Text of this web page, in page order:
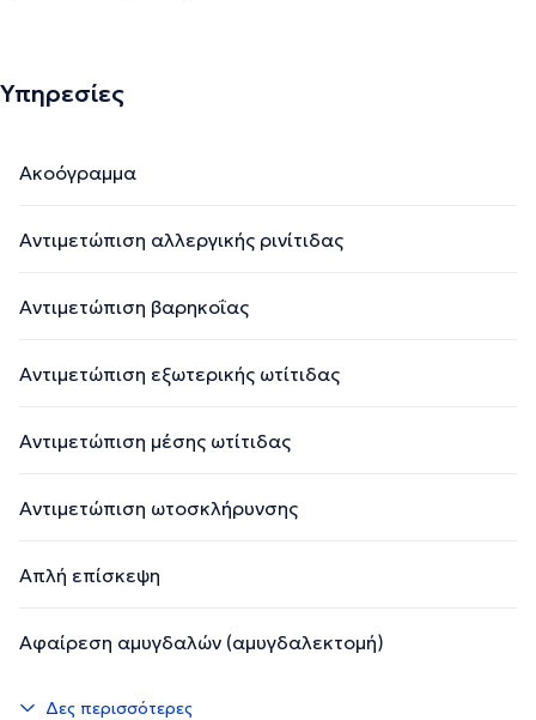
Υπηρεσίες
Ακοόγραμμα
Αντιμετώπιση αλλεργικής ρινίτιδας
Αντιμετώπιση βαρηκοΐας
Αντιμετώπιση εξωτερικής ωτίτιδας
Αντιμετώπιση μέσης ωτίτιδας
Αντιμετώπιση ωτοσκλήρυνσης
Απλή επίσκεψη
Αφαίρεση αμυγδαλών (αμυγδαλεκτομή)
Δες περισσότερες